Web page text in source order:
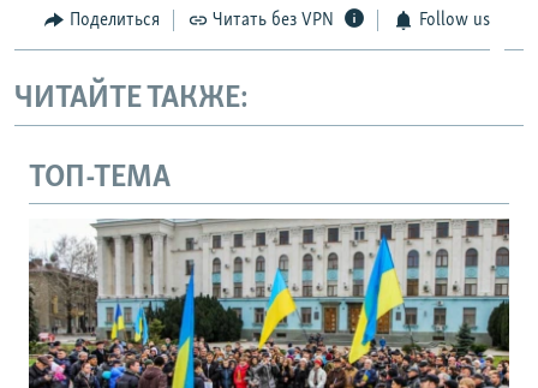
Поделиться Читать без VPN Follow us
ЧИТАЙТЕ ТАКЖЕ:
ТОП-ТЕМА